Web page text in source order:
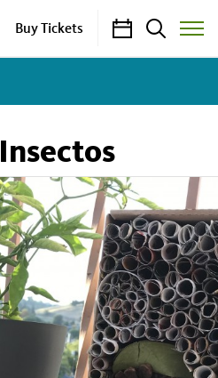
Buy Tickets CalendarSearch
Toggle
Site